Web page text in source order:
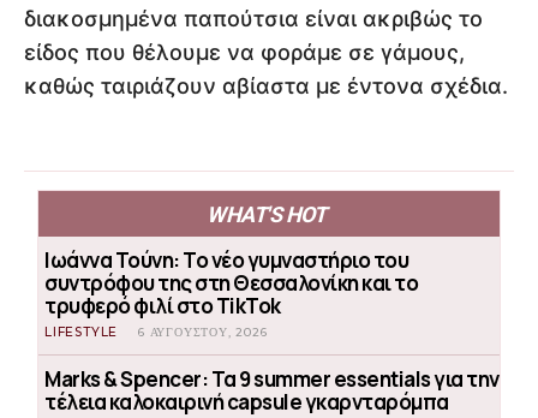
διακοσμημένα παπούτσια είναι ακριβώς το
είδος που θέλουμε να φοράμε σε γάμους,
καθώς ταιριάζουν αβίαστα με έντονα σχέδια.
WHAT'S HOT
Ιωάννα Τούνη: Το νέο γυμναστήριο του
συντρόφου της στη Θεσσαλονίκη και το
τρυφερό φιλί στο TikTok
LIFESTYLE 6 ΑΥΓΟΎΣΤΟΥ, 2026
Marks & Spencer: Τα 9 summer essentials για την
τέλεια καλοκαιρινή capsule γκαρνταρόμπα